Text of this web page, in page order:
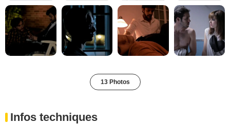
13 Photos
Infos techniques